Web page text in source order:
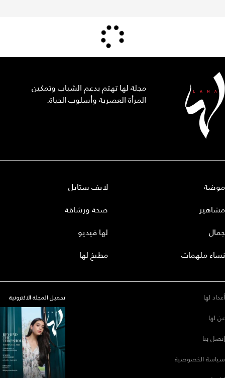
مجلة لها تهتم بدعم الشباب وتمكين
المرأة العصرية وأسلوب الحياة.
موضة
مشاهير
جمال
نساء ملهمات
لايف ستايل
صحة ورشاقة
لها فيديو
مطبخ لها
أعداد لها
عن لها
إتصل بنا
سياسة الخصوصية
تحميل المجلة الاكترونية